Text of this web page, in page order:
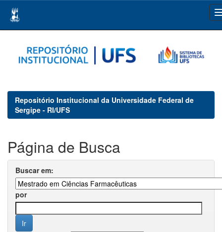
navigation
Repositório Institucional da Universidade Federal de
Sergipe - RI/UFS
Página de Busca
Buscar em:
por